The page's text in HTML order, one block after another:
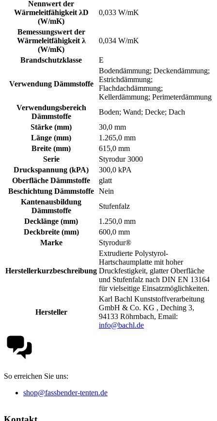
Nennwert der
Wärmeleitfähigkeit λD
(W/mK)
0,033 W/mK
Bemessungswert der
Wärmeleitfähigkeit λ
(W/mK)
0,034 W/mK
Brandschutzklasse E
Verwendung Dämmstoffe
Bodendämmung; Deckendämmung;
Estrichdämmung;
Flachdachdämmung;
Kellerdämmung; Perimeterdämmung
Verwendungsbereich
Dämmstoffe
Boden; Wand; Decke; Dach
Stärke (mm)
30,0 mm
Länge (mm)
1.265,0 mm
Breite (mm)
615,0 mm
Serie
Styrodur 3000
Druckspannung (kPA)
300,0 kPA
Oberfläche Dämmstoffe
glatt
Beschichtung Dämmstoffe Nein
Kantenausbildung
Dämmstoffe
Stufenfalz
Decklänge (mm)
1.250,0 mm
Deckbreite (mm)
600,0 mm
Marke
Styrodur®
Herstellerkurzbeschreibung
Extrudierte Polystyrol-
Hartschaumplatte mit hoher
Druckfestigkeit, glatter Oberfläche
und Stufenfalz nach DIN EN 13164
für vielseitige Einsatzmöglichkeiten.
Hersteller
Karl Bachl Kunststoffverarbeitung
GmbH & Co. KG , Deching 3,
94133 Röhrnbach, Email:
info@bachl.de
So erreichen Sie uns:
shop@fassbender-tenten.de